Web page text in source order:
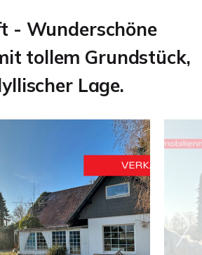
- Wunderschöne
tollem Grundstück,
Lage.